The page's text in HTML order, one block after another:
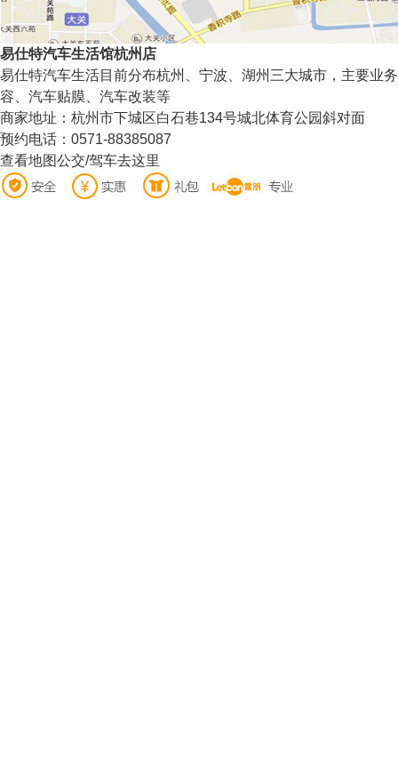
易仕特汽车生活馆杭州店
易仕特汽车生活目前分布杭州、宁波、湖州三大城市，主要业
容、汽车贴膜、汽车改装等
商家地址：杭州市下城区白石巷134号城北体育公园斜对面
预约电话：0571-88385087
查看地图公交/驾车去这里